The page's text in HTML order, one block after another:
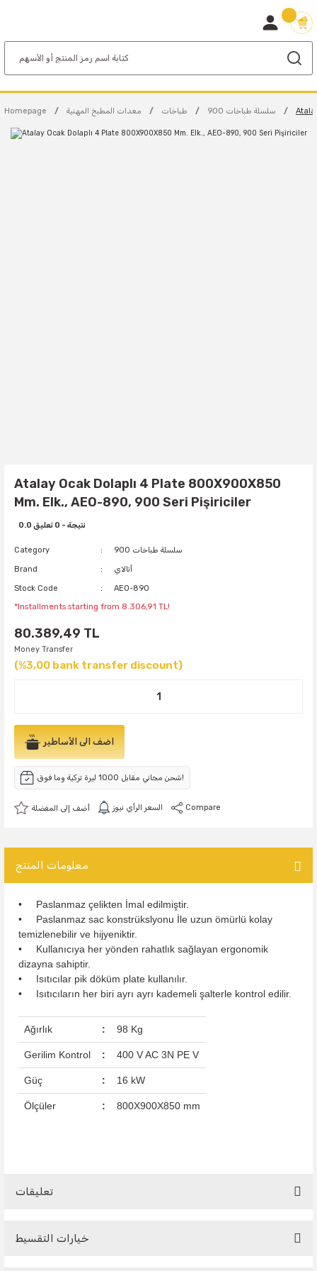
Homepage معدات المطبخ المهنية طباخات 900 سلسلة طباخات
Atalay Ocak Dolaplı 4 Plate 800X900X850
Mm. Elk., AEO-890, 900 Seri Pişiriciler
0.0 نتيجة - 0 تعليق
Category 900 سلسلة طباخات
Brand أتالاي
Stock Code AEO-890
*Installments starting from 8.306,91 TL!
80.389,49 TL
Money Transfer
(%3,00 bank transfer discount)
اضف الى الأساطير
شحن مجاني مقابل 1000 ليرة تركية وما فوق!
السعر الرأي نيوز Compare
معلومات المنتج
• Paslanmaz çelikten İmal edilmiştir.
• Paslanmaz sac konstrükslyonu İle uzun ömürlü kolay
temizlenebilir ve hijyeniktir.
• Kullanıcıya her yönden rahatlık sağlayan ergonomik
dizayna sahiptir.
• Isıtıcılar pik döküm plate kullanılır.
• Isıtıcıların her biri ayrı ayrı kademeli şalterle kontrol edilir.
Ağırlık : 98 Kg
Gerilim Kontrol : 400 V AC 3N PE V
Güç : 16 kW
Ölçüler : 800X900X850 mm
تعليقات
خيارات التقسيط